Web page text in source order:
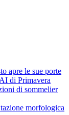
apre le sue porte
di Primavera
di sommelier
morfologica